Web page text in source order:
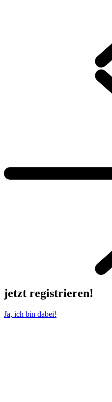
jetzt registrieren!
Ja, ich bin dabei!